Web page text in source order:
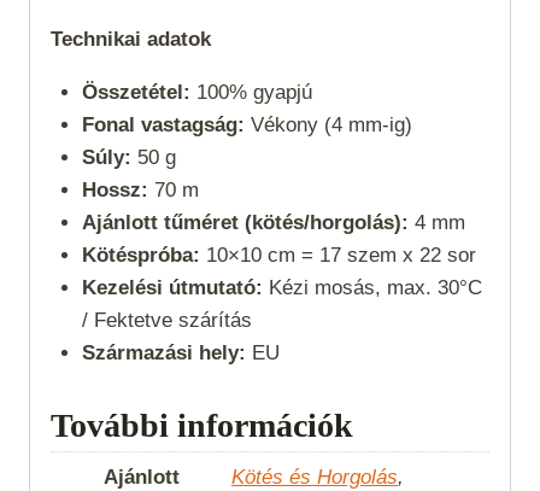
Technikai adatok
Összetétel: 100% gyapjú
Fonal vastagság: Vékony (4 mm-ig)
Súly: 50 g
Hossz: 70 m
Ajánlott tűméret (kötés/horgolás): 4 mm
Kötéspróba: 10×10 cm = 17 szem x 22 sor
Kezelési útmutató: Kézi mosás, max. 30°C
/ Fektetve szárítás
Származási hely: EU
További információk
Ajánlott
Kötés és Horgolás,